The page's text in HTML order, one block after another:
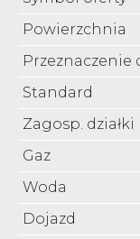
Powierzchnia
Przeznaczenie
Standard
Zagosp. działki
Gaz
Woda
Dojazd